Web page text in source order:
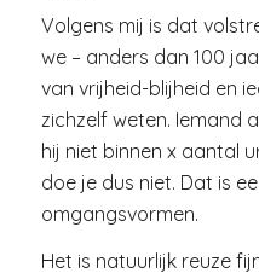
Volgens mij is dat
we – anders dan 100
van vrijheid-blijheid en
zichzelf weten. Iemand
hij niet binnen x aantal
doe je dus niet. Dat is
omgangsvormen.
Het is natuurlijk reuze